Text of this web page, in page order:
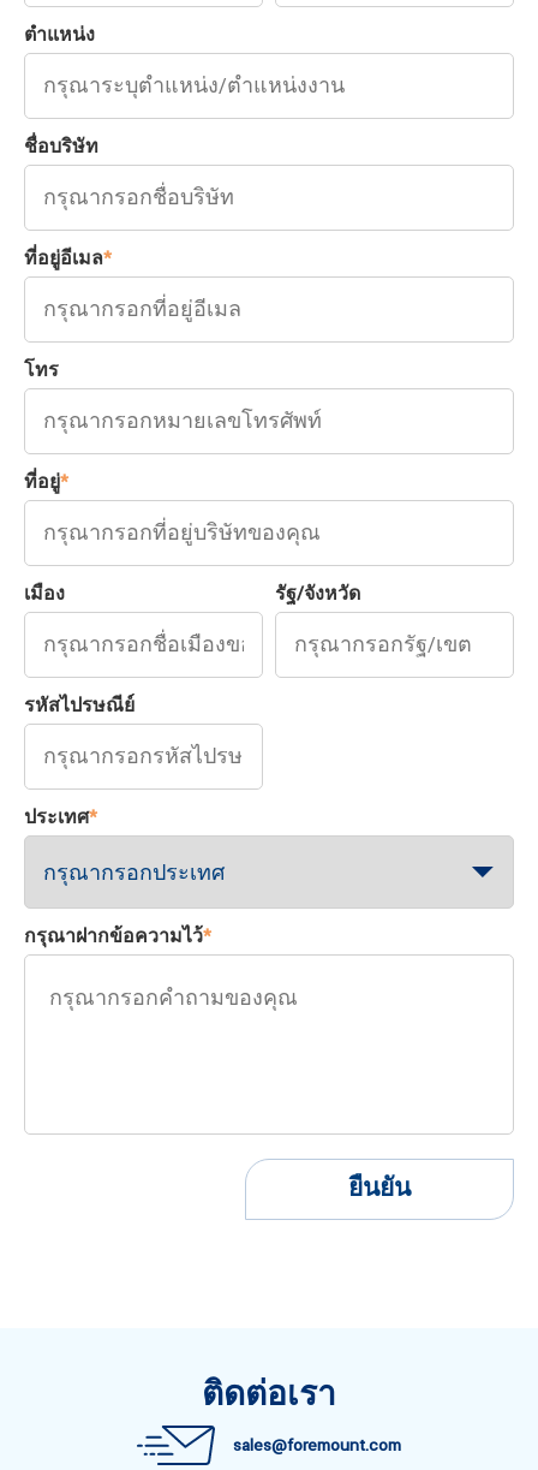
ตำแหน่ง
ชื่อบริษัท
ที่อยู่อีเมล*
โทร
ที่อยู่*
เมือง รัฐ/จังหวัด
รหัสไปรษณีย์
ประเทศ*
กรุณาฝากข้อความไว้*
ยืนยัน
ติดต่อเรา
sales@foremount.com